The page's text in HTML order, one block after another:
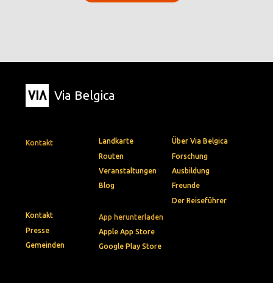
Via Belgica
Kontakt
App herunterladen
Apple App Store
Google Play Store
Landkarte
Routen
Veranstaltungen
Blog
Über Via Belgica
Forschung
Ausbildung
Freunde
Der Reiseführer
Kontakt
Presse
Gemeinden